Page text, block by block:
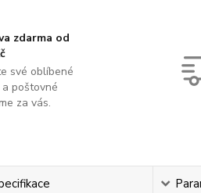
zdarma od
své oblíbené
poštovné
za vás.